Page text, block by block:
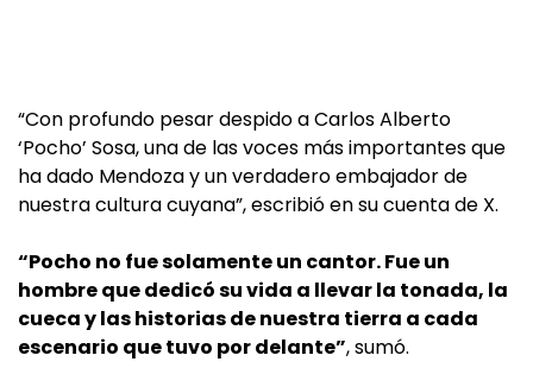
“Con profundo pesar despido a Carlos Alberto
‘Pocho’ Sosa, una de las voces más importantes que
ha dado Mendoza y un verdadero embajador de
nuestra cultura cuyana”, escribió en su cuenta de X.
“Pocho no fue solamente un cantor. Fue un
hombre que dedicó su vida a llevar la tonada, la
cueca y las historias de nuestra tierra a cada
escenario que tuvo por delante”, sumó.